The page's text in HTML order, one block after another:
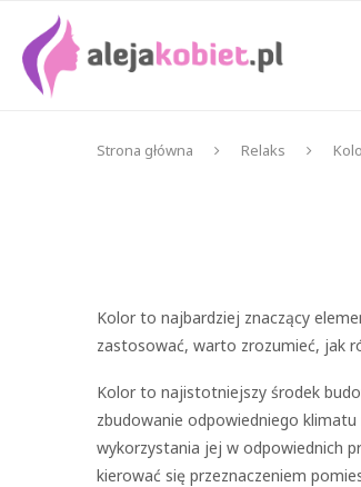
Strona główna Relaks
Kolor to najbardziej znaczący
zastosować, warto zrozumieć, jak
Kolor to najistotniejszy środek
zbudowanie odpowiedniego
wykorzystania jej w odpowiednich
kierować się przeznaczeniem